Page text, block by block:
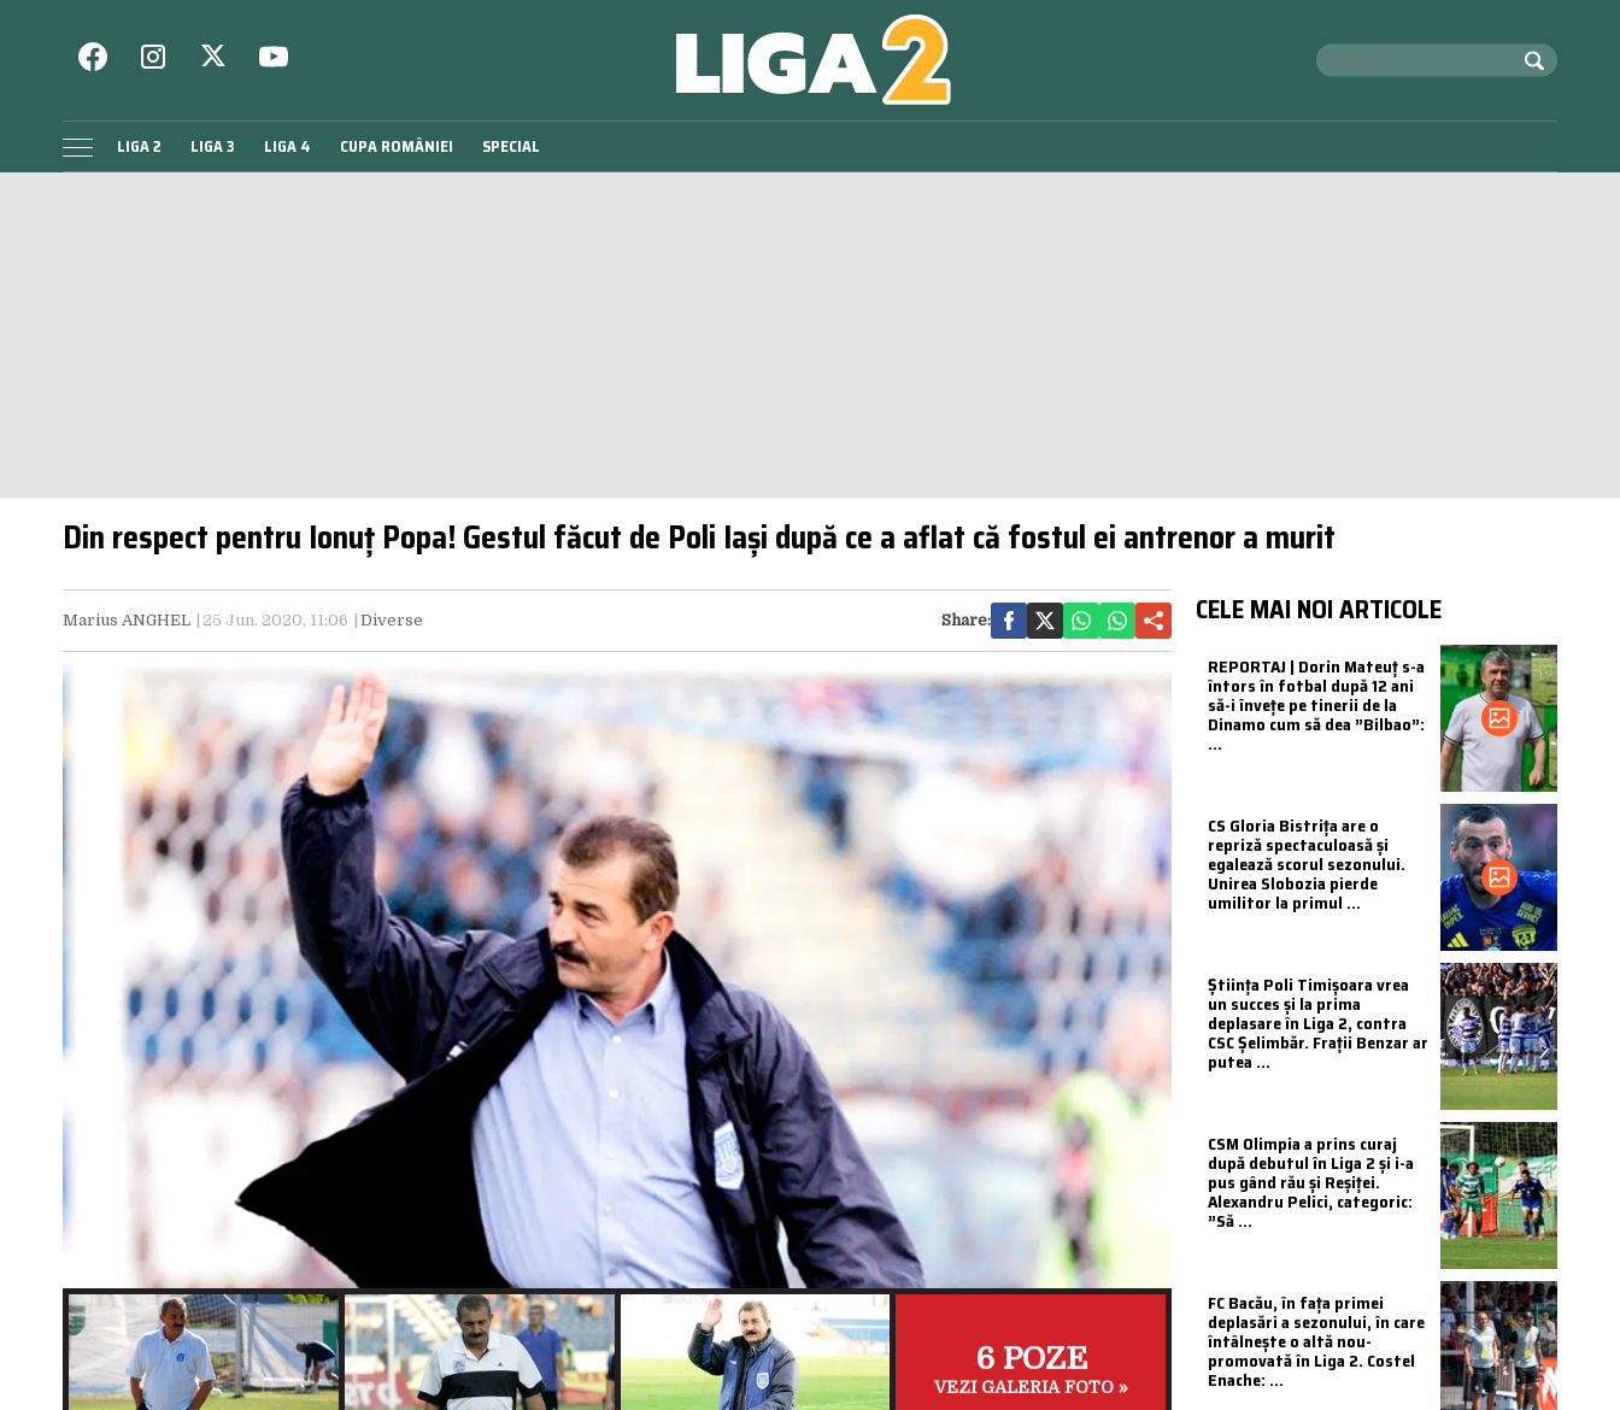
LIGA 2 LIGA 3 LIGA 4 CUPA ROMÂNIEI SPECIAL
Din respect pentru Ionuț Popa! Gestul făcut de Poli Iași după ce a aflat că fostul ei antrenor a murit
Marius ANGHEL 25 Jun. 2020, 11:06 Diverse Share:
6 POZE
VEZI GALERIA FOTO »
CELE MAI NOI ARTICOLE
REPORTAJ | Dorin Mateuț s-a
întors în fotbal după 12 ani
să-i învețe pe tinerii de la
Dinamo cum să dea ”Bilbao”:
...
CS Gloria Bistrița are o
repriză spectaculoasă și
egalează scorul sezonului.
Unirea Slobozia pierde
umilitor la primul ...
Știința Poli Timișoara vrea
un succes și la prima
deplasare în Liga 2, contra
CSC Șelimbăr. Frații Benzar ar
putea ...
CSM Olimpia a prins curaj
după debutul în Liga 2 și i-a
pus gând rău și Reșiței.
Alexandru Pelici, categoric:
”Să ...
FC Bacău, în fața primei
deplasări a sezonului, în care
întâlnește o altă nou-
promovată în Liga 2. Costel
Enache: ...